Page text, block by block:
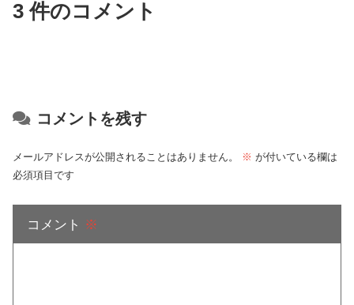
3 件のコメント
コメントを残す
メールアドレスが公開されることはありません。 ※ が付いている欄は
必須項目です
コメント ※